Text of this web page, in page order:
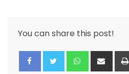
You can share this post!
Whatsapp
Share
via